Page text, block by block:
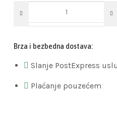
Brza i bezbedna dostava:
Slanje PostExpress
Plaćanje pouzećem